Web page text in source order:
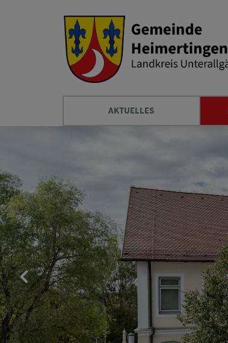
AKTUELLES